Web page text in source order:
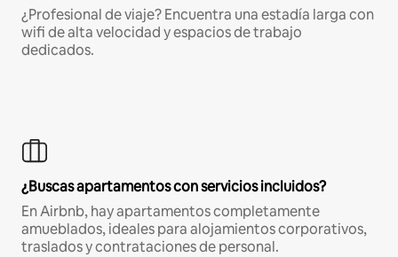
¿Profesional de viaje? Encuentra una estadía larga con
wifi de alta velocidad y espacios de trabajo
dedicados.
¿Buscas apartamentos con servicios incluidos?
En Airbnb, hay apartamentos completamente
amueblados, ideales para alojamientos corporativos,
traslados y contrataciones de personal.